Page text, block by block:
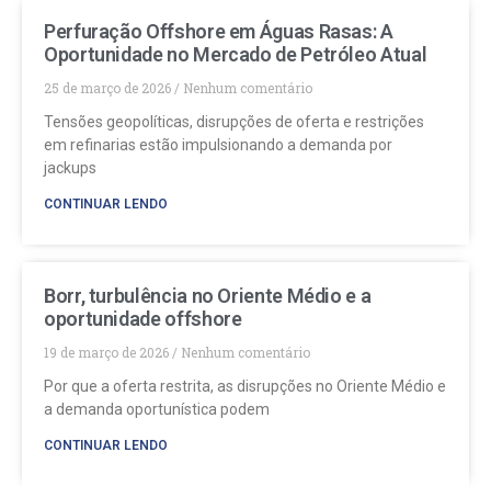
Perfuração Offshore em Águas Rasas: A
Oportunidade no Mercado de Petróleo Atual
25 de março de 2026
Nenhum comentário
Tensões geopolíticas, disrupções de oferta e restrições
em refinarias estão impulsionando a demanda por
jackups
CONTINUAR LENDO
Borr, turbulência no Oriente Médio e a
oportunidade offshore
19 de março de 2026
Nenhum comentário
Por que a oferta restrita, as disrupções no Oriente Médio e
a demanda oportunística podem
CONTINUAR LENDO